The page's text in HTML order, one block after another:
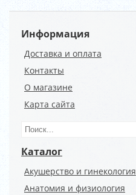
Информация
Доставка и оплата
Контакты
О магазине
Карта сайта
Каталог
Акушерство и гинекология
Анатомия и физиология